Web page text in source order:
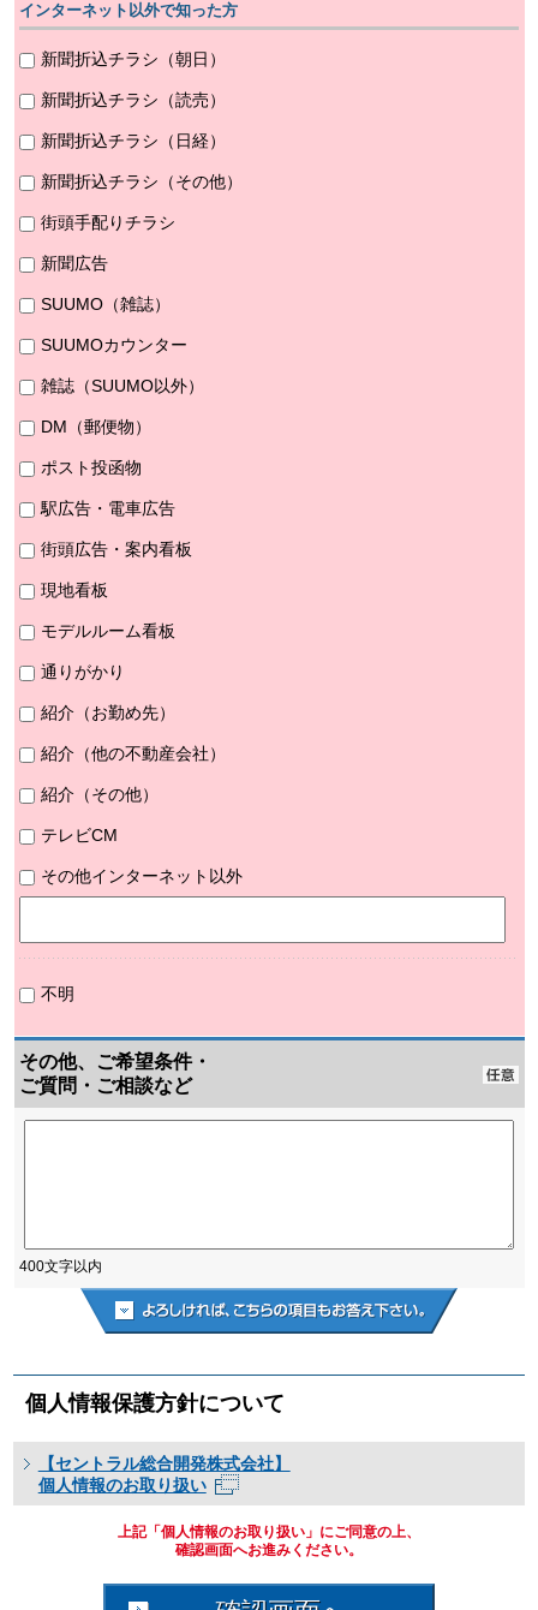
インターネット以外で知った方
新聞折込チラシ（朝日）
新聞折込チラシ（読売）
新聞折込チラシ（日経）
新聞折込チラシ（その他）
街頭手配りチラシ
新聞広告
SUUMO（雑誌）
SUUMOカウンター
雑誌（SUUMO以外）
DM（郵便物）
ポスト投函物
駅広告・電車広告
街頭広告・案内看板
現地看板
モデルルーム看板
通りがかり
紹介（お勤め先）
紹介（他の不動産会社）
紹介（その他）
テレビCM
その他インターネット以外
不明
その他、ご希望条件・
ご質問・ご相談など
400文字以内
個人情報保護方針について
【セントラル総合開発株式会社】
個人情報のお取り扱い
上記「個人情報のお取り扱い」にご同意の上、
確認画面へお進みください。